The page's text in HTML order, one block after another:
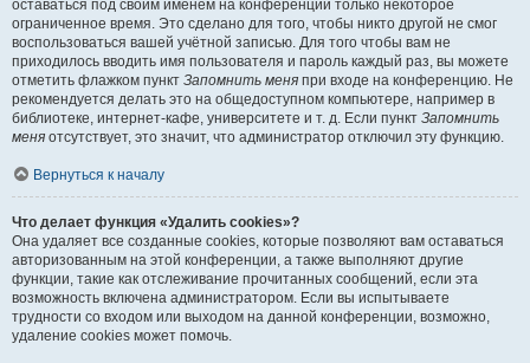
оставаться под своим именем на конференции только некоторое
ограниченное время. Это сделано для того, чтобы никто другой не смог
воспользоваться вашей учётной записью. Для того чтобы вам не
приходилось вводить имя пользователя и пароль каждый раз, вы можете
отметить флажком пункт Запомнить меня при входе на конференцию. Не
рекомендуется делать это на общедоступном компьютере, например в
библиотеке, интернет-кафе, университете и т. д. Если пункт Запомнить
меня отсутствует, это значит, что администратор отключил эту функцию.
Вернуться к началу
Что делает функция «Удалить cookies»?
Она удаляет все созданные cookies, которые позволяют вам оставаться
авторизованным на этой конференции, а также выполняют другие
функции, такие как отслеживание прочитанных сообщений, если эта
возможность включена администратором. Если вы испытываете
трудности со входом или выходом на данной конференции, возможно,
удаление cookies может помочь.